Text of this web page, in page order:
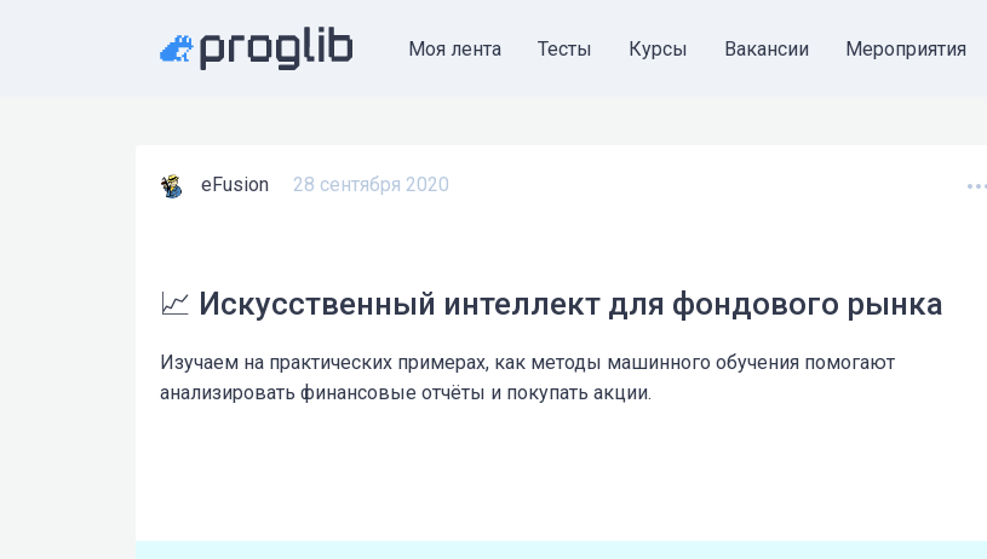
Моя лента Тесты Курсы Вакансии Мероприятия
eFusion 28 сентября 2020
📈 Искусственный интеллект для фондового рынка
Изучаем на практических примерах, как методы машинного обучения помогают
анализировать финансовые отчёты и покупать акции.